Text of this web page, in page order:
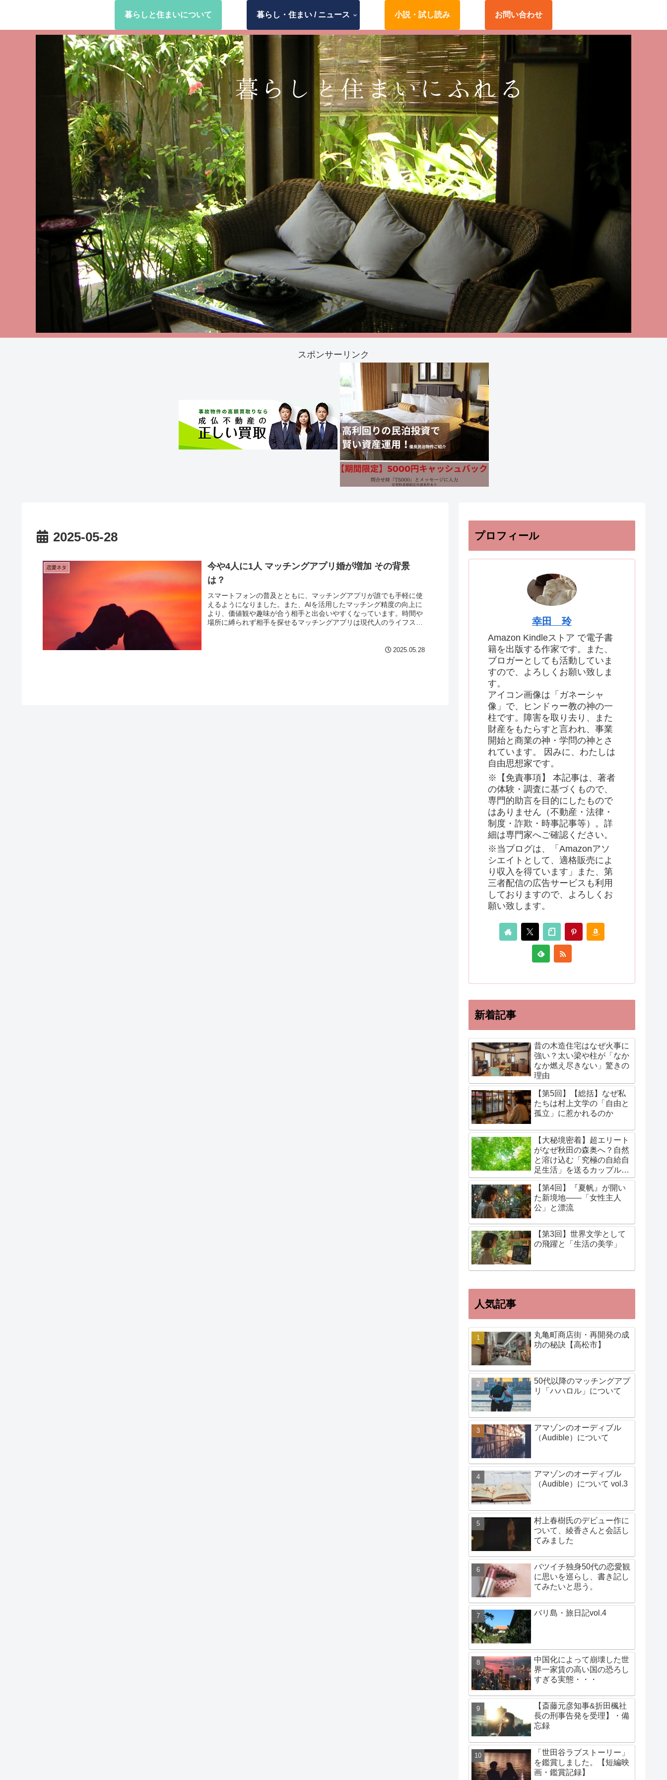
暮らしと住まいについて 暮らし・住まい / ニュース 小説・試し読み お問い合わせ
スポンサーリンク
2025-05-28
恋愛ネタ
今や4人に1人 マッチングアプリ婚が増加 その背景
は？
スマートフォンの普及とともに、マッチングアプリが誰でも手軽に使
えるようになりました。また、AIを活用したマッチング精度の向上に
より、価値観や趣味が合う相手と出会いやすくなっています。時間や
場所に縛られず相手を探せるマッチングアプリは現代人のライフスタ
2025.05.28
プロフィール
幸田 玲
Amazon Kindleストア で電子書
籍を出版する作家です。また、
ブロガーとしても活動していま
すので、よろしくお願い致しま
す。
アイコン画像は「ガネーシャ
像」で、ヒンドゥー教の神の一
柱です。障害を取り去り、また
財産をもたらすと言われ、事業
開始と商業の神・学問の神とさ
れています。 因みに、わたしは
自由思想家です。
※【免責事項】 本記事は、著者
の体験・調査に基づくもので、
専門的助言を目的にしたもので
はありません（不動産・法律・
制度・詐欺・時事記事等）。詳
細は専門家へご確認ください。
※当ブログは、「Amazonアソ
シエイトとして、適格販売によ
り収入を得ています」また、第
三者配信の広告サービスも利用
しておりますので、よろしくお
願い致します。
新着記事
昔の木造住宅はなぜ火事に
強い？太い梁や柱が「なか
なか燃え尽きない」驚きの
理由
【第5回】【総括】なぜ私
たちは村上文学の「自由と
孤立」に惹かれるのか
【大秘境密着】超エリート
がなぜ秋田の森奥へ？自然
と溶け込む「究極の自給自
足生活」を送るカップルに
迫る！
【第4回】『夏帆』が開い
た新境地——「女性主人
公」と漂流
【第3回】世界文学として
の飛躍と「生活の美学」
人気記事
丸亀町商店街・再開発の成
功の秘訣【高松市】
50代以降のマッチングアプ
リ「ハハロル」について
アマゾンのオーディブル
（Audible）について
アマゾンのオーディブル
（Audible）について vol.3
村上春樹氏のデビュー作に
ついて、綾香さんと会話し
てみました
バツイチ独身50代の恋愛観
に思いを巡らし、書き記し
てみたいと思う。
バリ島・旅日記vol.4
中国化によって崩壊した世
界一家賃の高い国の恐ろし
すぎる実態・・・
【斎藤元彦知事&折田楓社
長の刑事告発を受理】・備
忘録
「世田谷ラブストーリー」
を鑑賞しました。【短編映
画・鑑賞記録】